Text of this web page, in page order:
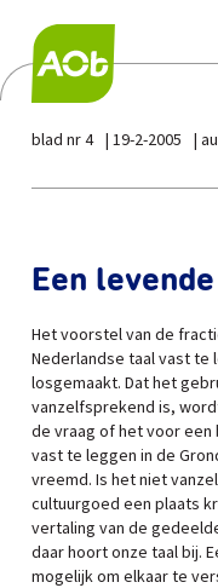
blad nr 4 19-2-2005
Een
Het voorstel van de
Nederlandse taal vast te
losgemaakt. Dat het
vanzelfsprekend is,
de vraag of het voor een
vast te leggen in de
vreemd. Is het niet
cultuurgoed een plaats
vertaling van de
daar hoort onze taal bij.
mogelijk om elkaar te